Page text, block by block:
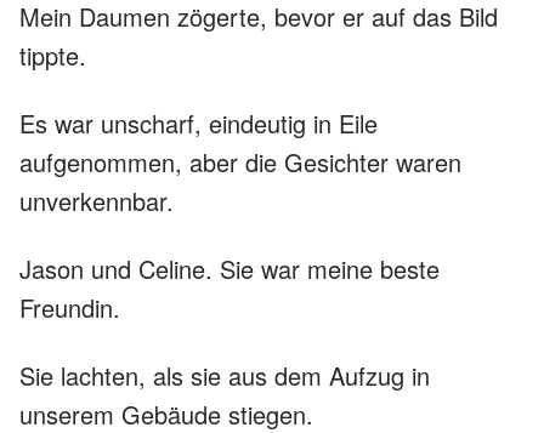
Mein Daumen zögerte, bevor er auf das Bild
tippte.
Es war unscharf, eindeutig in Eile
aufgenommen, aber die Gesichter waren
unverkennbar.
Jason und Celine. Sie war meine beste
Freundin.
Sie lachten, als sie aus dem Aufzug in
unserem Gebäude stiegen.